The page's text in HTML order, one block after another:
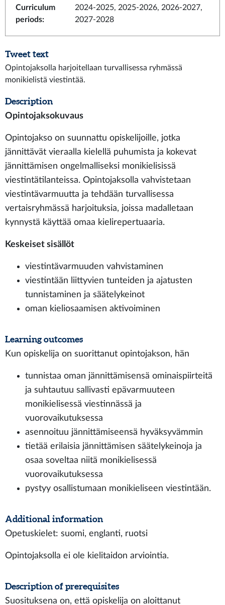
Curriculum
periods:
2024-2025, 2025-2026, 2026-2027,
2027-2028
Tweet text
Opintojaksolla harjoitellaan turvallisessa ryhmässä
monikielistä viestintää.
Description
Opintojaksokuvaus
Opintojakso on suunnattu opiskelijoille, jotka
jännittävät vieraalla kielellä puhumista ja kokevat
jännittämisen ongelmalliseksi monikielisissä
viestintätilanteissa. Opintojaksolla vahvistetaan
viestintävarmuutta ja tehdään turvallisessa
vertaisryhmässä harjoituksia, joissa madalletaan
kynnystä käyttää omaa kielirepertuaaria.
Keskeiset sisällöt
viestintävarmuuden vahvistaminen
viestintään liittyvien tunteiden ja ajatusten
tunnistaminen ja säätelykeinot
oman kieliosaamisen aktivoiminen
Learning outcomes
Kun opiskelija on suorittanut opintojakson, hän
tunnistaa oman jännittämisensä ominaispiirteitä
ja suhtautuu sallivasti epävarmuuteen
monikielisessä viestinnässä ja
vuorovaikutuksessa
asennoituu jännittämiseensä hyväksyvämmin
tietää erilaisia jännittämisen säätelykeinoja ja
osaa soveltaa niitä monikielisessä
vuorovaikutuksessa
pystyy osallistumaan monikieliseen viestintään.
Additional information
Opetuskielet: suomi, englanti, ruotsi
Opintojaksolla ei ole kielitaidon arviointia.
Description of prerequisites
Suosituksena on, että opiskelija on aloittanut